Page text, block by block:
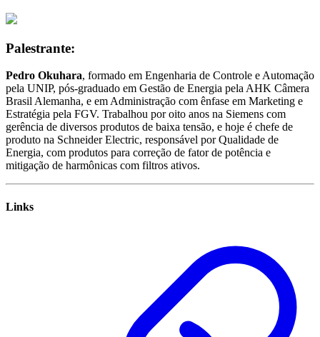
Palestrante:
Pedro Okuhara, formado em Engenharia de Controle e Automação
pela UNIP, pós-graduado em Gestão de Energia pela AHK Câmera
Brasil Alemanha, e em Administração com ênfase em Marketing e
Estratégia pela FGV. Trabalhou por oito anos na Siemens com
gerência de diversos produtos de baixa tensão, e hoje é chefe de
produto na Schneider Electric, responsável por Qualidade de
Energia, com produtos para correção de fator de potência e
mitigação de harmônicas com filtros ativos.
Links